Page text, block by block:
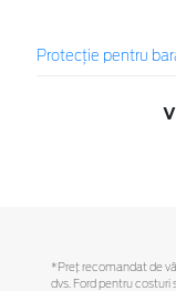
Protecţie pentru
*Preţ recomandat de
dvs. Ford pentru